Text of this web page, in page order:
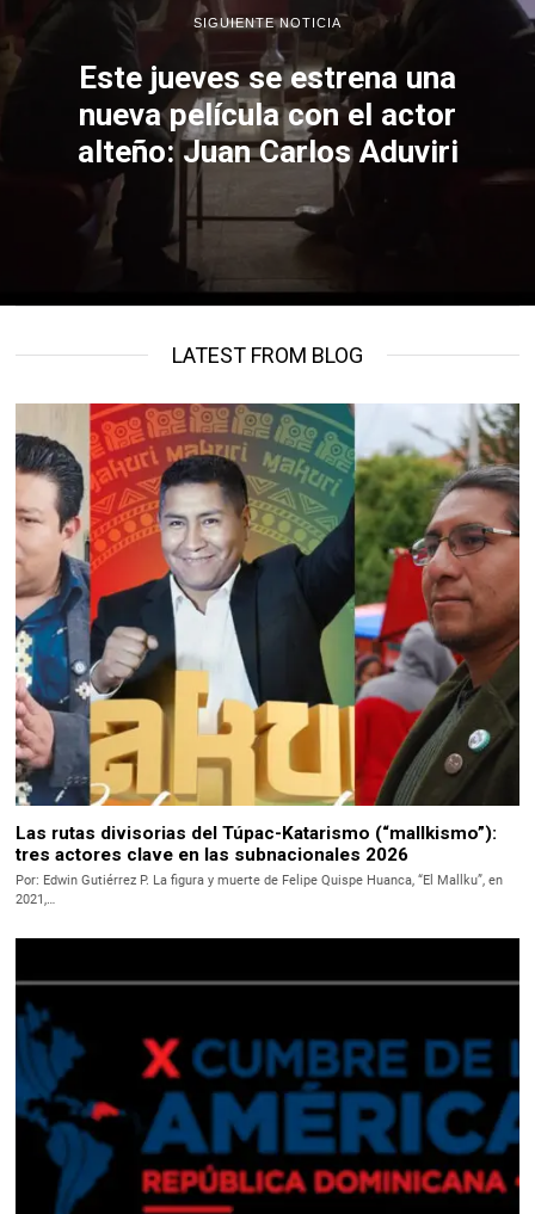
SIGUIENTE NOTICIA
Este jueves se estrena una
nueva película con el actor
alteño: Juan Carlos Aduviri
LATEST FROM BLOG
Las rutas divisorias del Túpac-Katarismo (“mallkismo”):
tres actores clave en las subnacionales 2026
Por: Edwin Gutiérrez P. La figura y muerte de Felipe Quispe Huanca, “El Mallku”, en
2021,…